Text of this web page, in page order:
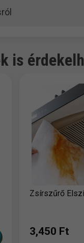
is
Zsírszűrő
3,450 Ft